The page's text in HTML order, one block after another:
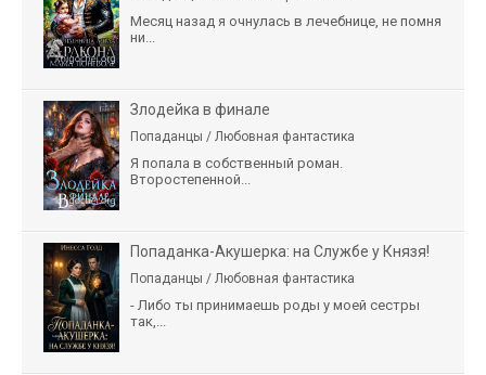
Месяц назад я очнулась в лечебнице, не помня
ни...
Злодейка в финале
Попаданцы / Любовная фантастика
Я попала в собственный роман.
Второстепенной...
Попаданка-Акушерка: на Службе у Князя!
Попаданцы / Любовная фантастика
- Либо ты принимаешь роды у моей сестры
так,...